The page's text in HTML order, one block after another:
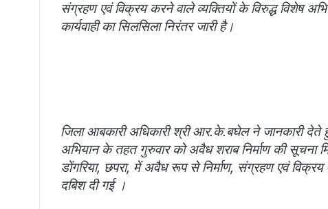
संग्रहण एवं विक्रय करने वाले व्यक्तियों के विरुद्ध विशेष
कार्यवाही का सिलसिला निरंतर जारी है।
जिला आबकारी अधिकारी श्री आर.के.बघेल ने जानकारी देते
अभियान के तहत गुरुवार को अवैध शराब निर्माण की सूचना
डोंगरिया, छपरा, में अवैध रूप से निर्माण, संग्रहण एवं विक्रय
दबिश दी गई ।